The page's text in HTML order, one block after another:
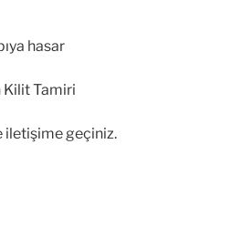
hasar
Kilit Tamiri
iletişime geçiniz.